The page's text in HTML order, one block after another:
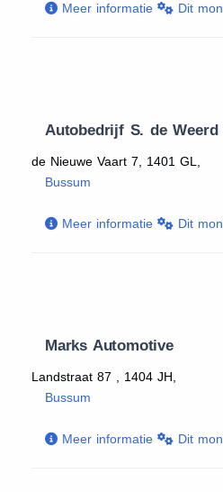
Meer informatie Dit
Autobedrijf S. de Weerd
de Nieuwe Vaart 7, 1401 GL,
Bussum
Meer informatie Dit
Marks Automotive
Landstraat 87 , 1404 JH,
Bussum
Meer informatie Dit